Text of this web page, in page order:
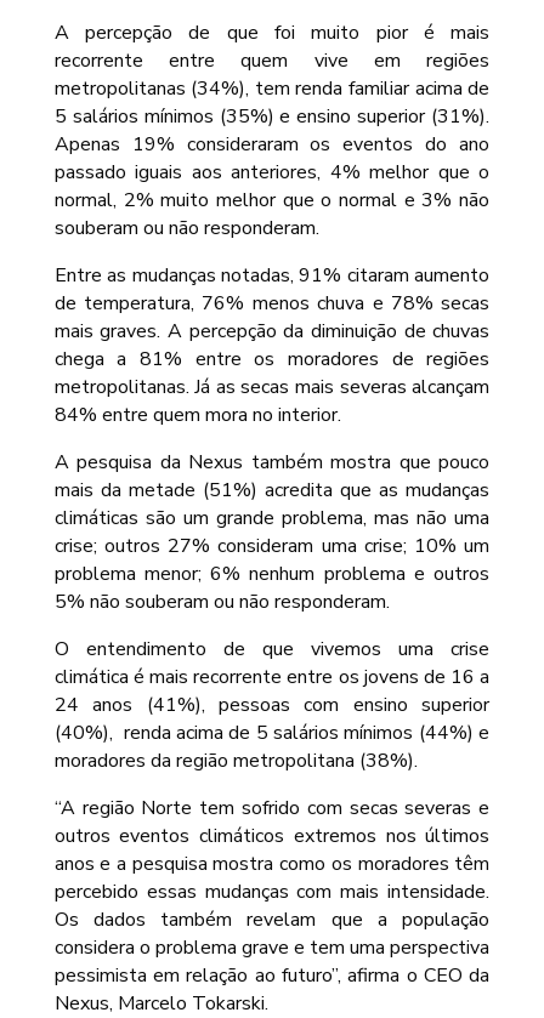
A percepção de que foi muito pior é mais
recorrente entre quem vive em regiões
metropolitanas (34%), tem renda familiar acima de
5 salários mínimos (35%) e ensino superior (31%).
Apenas 19% consideraram os eventos do ano
passado iguais aos anteriores, 4% melhor que o
normal, 2% muito melhor que o normal e 3% não
souberam ou não responderam.
Entre as mudanças notadas, 91% citaram aumento
de temperatura, 76% menos chuva e 78% secas
mais graves. A percepção da diminuição de chuvas
chega a 81% entre os moradores de regiões
metropolitanas. Já as secas mais severas alcançam
84% entre quem mora no interior.
A pesquisa da Nexus também mostra que pouco
mais da metade (51%) acredita que as mudanças
climáticas são um grande problema, mas não uma
crise; outros 27% consideram uma crise; 10% um
problema menor; 6% nenhum problema e outros
5% não souberam ou não responderam.
O entendimento de que vivemos uma crise
climática é mais recorrente entre os jovens de 16 a
24 anos (41%), pessoas com ensino superior
(40%), renda acima de 5 salários mínimos (44%) e
moradores da região metropolitana (38%).
“A região Norte tem sofrido com secas severas e
outros eventos climáticos extremos nos últimos
anos e a pesquisa mostra como os moradores têm
percebido essas mudanças com mais intensidade.
Os dados também revelam que a população
considera o problema grave e tem uma perspectiva
pessimista em relação ao futuro”, afirma o CEO da
Nexus, Marcelo Tokarski.